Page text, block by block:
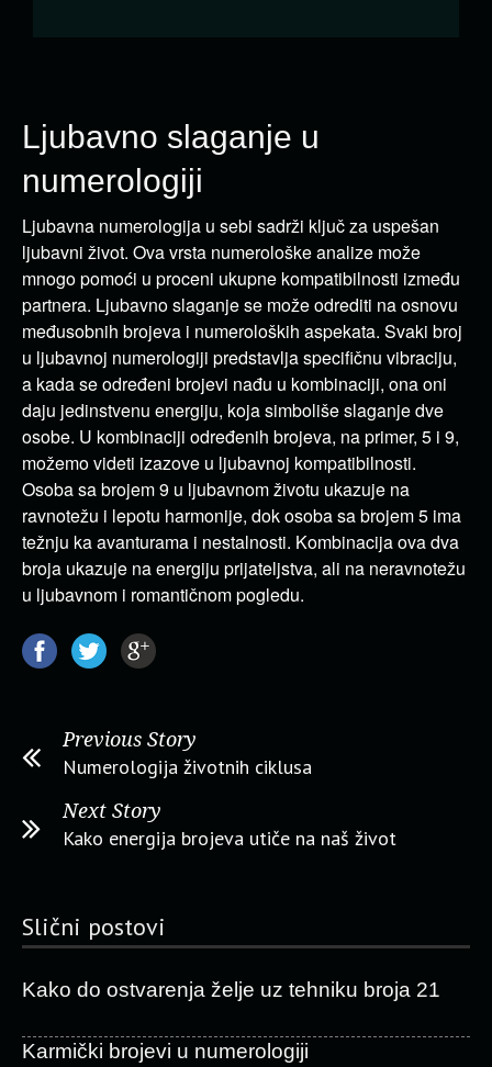
Ljubavno slaganje u
numerologiji
Ljubavna numerologija u sebi sadrži ključ za uspešan
ljubavni život. Ova vrsta numerološke analize može
mnogo pomoći u proceni ukupne kompatibilnosti između
partnera. Ljubavno slaganje se može odrediti na osnovu
međusobnih brojeva i numeroloških aspekata. Svaki broj
u ljubavnoj numerologiji predstavlja specifičnu vibraciju,
a kada se određeni brojevi nađu u kombinaciji, ona oni
daju jedinstvenu energiju, koja simboliše slaganje dve
osobe. U kombinaciji određenih brojeva, na primer, 5 i 9,
možemo videti izazove u ljubavnoj kompatibilnosti.
Osoba sa brojem 9 u ljubavnom životu ukazuje na
ravnotežu i lepotu harmonije, dok osoba sa brojem 5 ima
težnju ka avanturama i nestalnosti. Kombinacija ova dva
broja ukazuje na energiju prijateljstva, ali na neravnotežu
u ljubavnom i romantičnom pogledu.
Previous Story
Numerologija životnih ciklusa
Next Story
Kako energija brojeva utiče na naš život
Slični postovi
Kako do ostvarenja želje uz tehniku broja 21
Karmički brojevi u numerologiji